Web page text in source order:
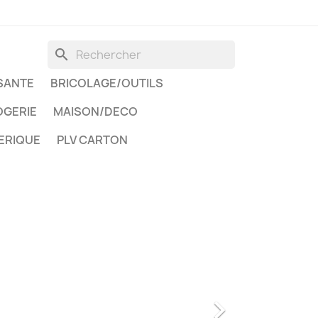
search
BRICOLAGE/OUTILS
MAISON/DECO
PLV CARTON
